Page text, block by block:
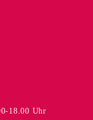
18.00 Uhr